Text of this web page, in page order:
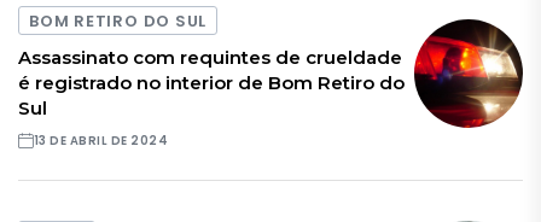
BOM RETIRO DO SUL
Assassinato com requintes de crueldade
é registrado no interior de Bom Retiro do
Sul
13 DE ABRIL DE 2024